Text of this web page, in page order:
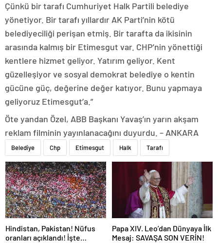
Çünkü bir tarafı Cumhuriyet Halk Partili belediye
yönetiyor. Bir tarafı yıllardır AK Parti’nin kötü
belediyeciliği perişan etmiş. Bir tarafta da ikisinin
arasında kalmış bir Etimesgut var. CHP’nin yönettiği
kentlere hizmet geliyor. Yatırım geliyor. Kent
güzelleşiyor ve sosyal demokrat belediye o kentin
gücüne güç, değerine değer katıyor. Bunu yapmaya
geliyoruz Etimesgut’a.”
Öte yandan Özel, ABB Başkanı Yavaş’ın yarın akşam
reklam filminin yayınlanacağını duyurdu. – ANKARA
Belediye Chp Etimesgut Halk Tarafı
Hindistan, Pakistan! Nüfus
oranları açıklandı! İşte
Papa XIV. Leo’dan Dünyaya İlk
Mesaj: SAVAŞA SON VERİN!